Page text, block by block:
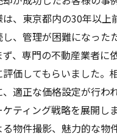
は、東京都内の30年以上
、管理が困難になった
ず、専門の不動産業者に
価してもらいました。
適正な価格設定が行わ
ティング戦略を展開し
る物件撮影、魅力的な物